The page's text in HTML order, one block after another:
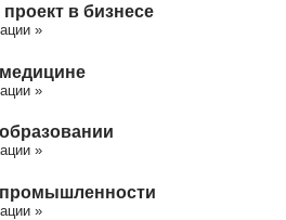
в бизнесе
»
»
»
»